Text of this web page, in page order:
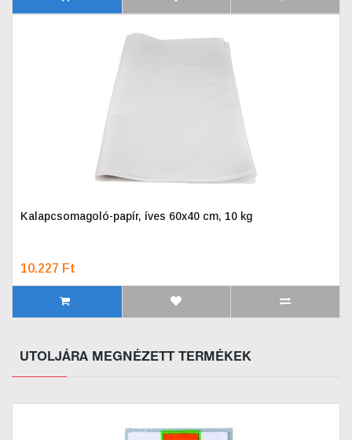
Kalapcsomagoló-papír, íves 60x40 cm, 10 kg
10.227 Ft
UTOLJÁRA MEGNÉZETT TERMÉKEK